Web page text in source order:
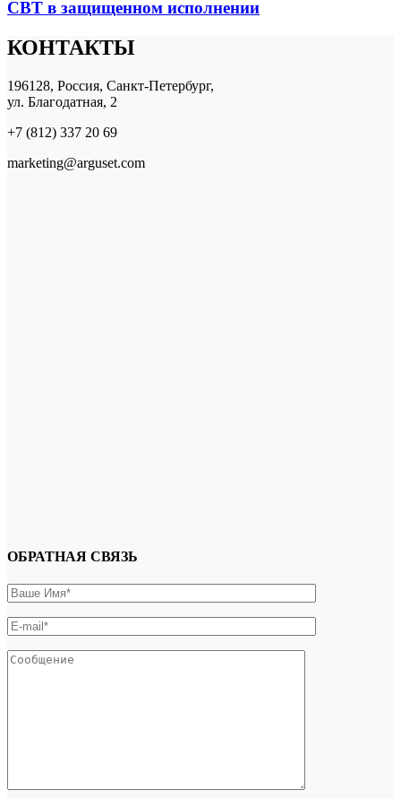
СВТ в защищенном исполнении
КОНТАКТЫ
196128, Россия, Санкт-Петербург,
ул. Благодатная, 2
+7 (812) 337 20 69
marketing@arguset.com
ОБРАТНАЯ СВЯЗЬ